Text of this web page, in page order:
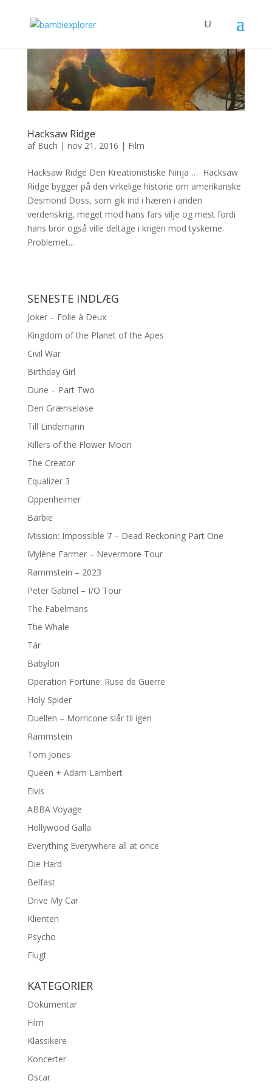
Hacksaw Ridge
af Buch | nov 21, 2016 | Film
Hacksaw Ridge Den Kreationistiske Ninja … Hacksaw
Ridge bygger på den virkelige historie om amerikanske
Desmond Doss, som gik ind i hæren i anden
verdenskrig, meget mod hans fars vilje og mest fordi
hans bror også ville deltage i krigen mod tyskerne.
Problemet...
SENESTE INDLÆG
Joker – Folie à Deux
Kingdom of the Planet of the Apes
Civil War
Birthday Girl
Dune – Part Two
Den Grænseløse
Till Lindemann
Killers of the Flower Moon
The Creator
Equalizer 3
Oppenheimer
Barbie
Mission: Impossible 7 – Dead Reckoning Part One
Mylène Farmer – Nevermore Tour
Rammstein – 2023
Peter Gabriel – I/O Tour
The Fabelmans
The Whale
Tár
Babylon
Operation Fortune: Ruse de Guerre
Holy Spider
Duellen – Morricone slår til igen
Rammstein
Tom Jones
Queen + Adam Lambert
Elvis
ABBA Voyage
Hollywood Galla
Everything Everywhere all at once
Die Hard
Belfast
Drive My Car
Klienten
Psycho
Flugt
KATEGORIER
Dokumentar
Film
Klassikere
Koncerter
Oscar